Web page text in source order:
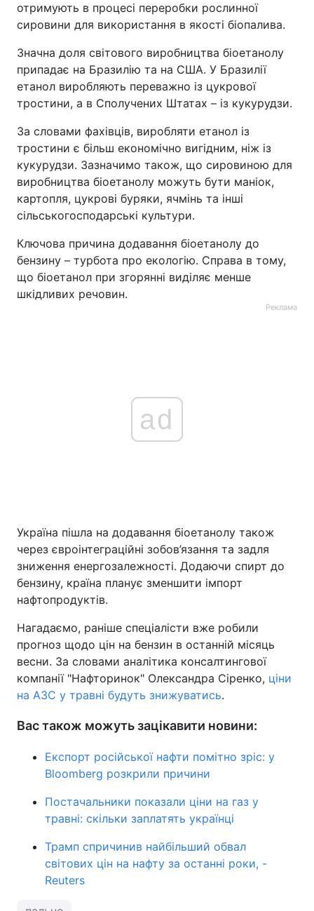
отримують в процесі переробки рослинної
сировини для використання в якості біопалива.
Значна доля світового виробництва біоетанолу
припадає на Бразилію та на США. У Бразилії
етанол виробляють переважно із цукрової
тростини, а в Сполучених Штатах – із кукурудзи.
За словами фахівців, виробляти етанол із
тростини є більш економічно вигідним, ніж із
кукурудзи. Зазначимо також, що сировиною для
виробництва біоетанолу можуть бути маніок,
картопля, цукрові буряки, ячмінь та інші
сільськогосподарські культури.
Ключова причина додавання біоетанолу до
бензину – турбота про екологію. Справа в тому,
що біоетанол при згорянні виділяє менше
шкідливих речовин.
Реклама
ad
Україна пішла на додавання біоетанолу також
через євроінтеграційні зобов’язання та задля
зниження енергозалежності. Додаючи спирт до
бензину, країна планує зменшити імпорт
нафтопродуктів.
Нагадаємо, раніше спеціалісти вже робили
прогноз щодо цін на бензин в останній місяць
весни. За словами аналітика консалтингової
компанії "Нафторинок" Олександра Сіренко, ціни
на АЗС у травні будуть знижуватись.
Вас також можуть зацікавити новини:
Експорт російської нафти помітно зріс: у
Bloomberg розкрили причини
Постачальники показали ціни на газ у
травні: скільки заплатять українці
Трамп спричинив найбільший обвал
світових цін на нафту за останні роки, -
Reuters